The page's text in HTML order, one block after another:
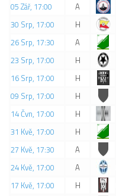
05 Zář, 17:00
A
30 Srp, 17:00
H
26 Srp, 17:30
A
23 Srp, 17:00
H
16 Srp, 17:00
H
09 Srp, 17:00
H
14 Čvn, 17:00
H
31 Kvě, 17:00
H
27 Kvě, 17:30
A
24 Kvě, 17:00
A
17 Kvě, 17:00
H